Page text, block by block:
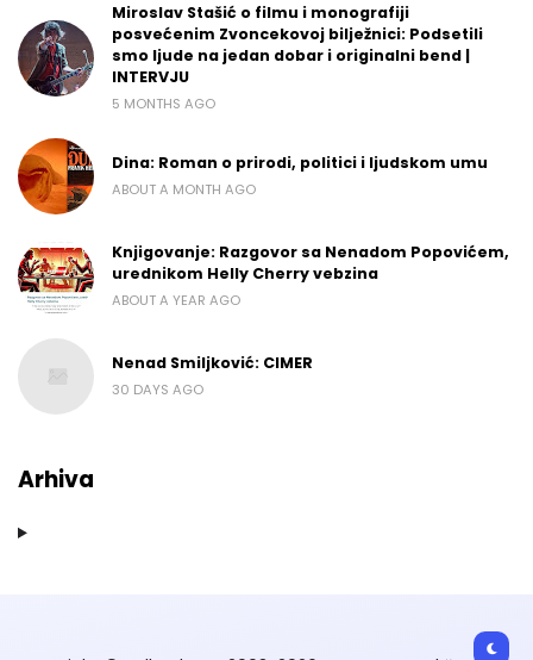
Miroslav Stašić o filmu i monografiji
posvećenim Zvoncekovoj bilježnici: Podsetili
smo ljude na jedan dobar i originalni bend |
INTERVJU
5 MONTHS AGO
Dina: Roman o prirodi, politici i ljudskom umu
ABOUT A MONTH AGO
Knjigovanje: Razgovor sa Nenadom Popovićem,
urednikom Helly Cherry vebzina
ABOUT A YEAR AGO
Nenad Smiljković: CIMER
30 DAYS AGO
Arhiva